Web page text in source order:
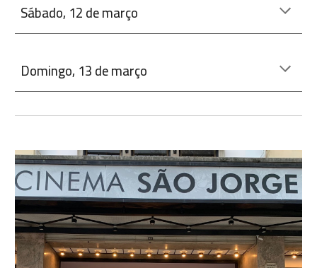
Sábado, 12de março
Domingo, 13de março